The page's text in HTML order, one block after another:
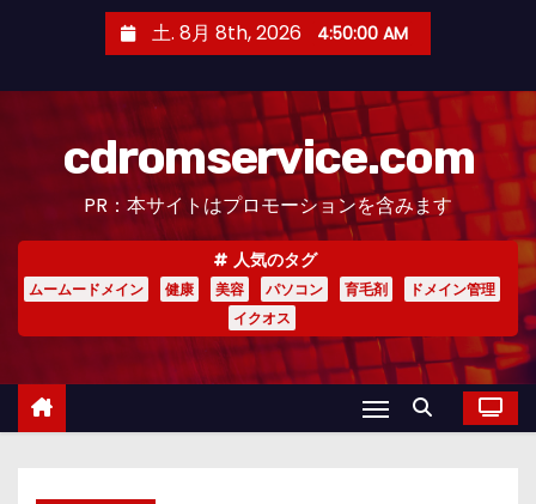
土. 8月 8th, 2026 4:50:02 AM
cdromservice.com
PR：本サイトはプロモーションを含みます
人気のタグ
ムームードメイン 健康 美容 パソコン 育毛剤
ドメイン管理
イクオス